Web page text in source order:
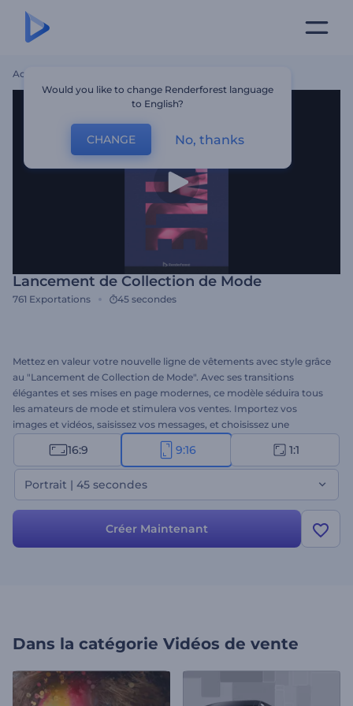
Accueil
Lancement de Collection de Mode
761 Exportations 45 secondes
Mettez en valeur votre nouvelle ligne de vêtements avec style grâce
au "Lancement de Collection de Mode". Avec ses transitions
élégantes et ses mises en page modernes, ce modèle séduira tous
les amateurs de mode et stimulera vos ventes. Importez vos
images et vidéos, saisissez vos messages, et choisissez une
musique de fond entraînante. Idéal pour le lancement de
collections saisonnières, la promotion de pièces de créateurs ou la
création de vidéos promotionnelles stylées. Créez dès maintenant
et séduisez les passionnés de mode à chaque regard !
16:9 9:16 1:1
Portrait | 45 secondes
Créer Maintenant
Dans la catégorie Vidéos de vente
Would you like to change Renderforest language
to English?
CHANGE No, thanks